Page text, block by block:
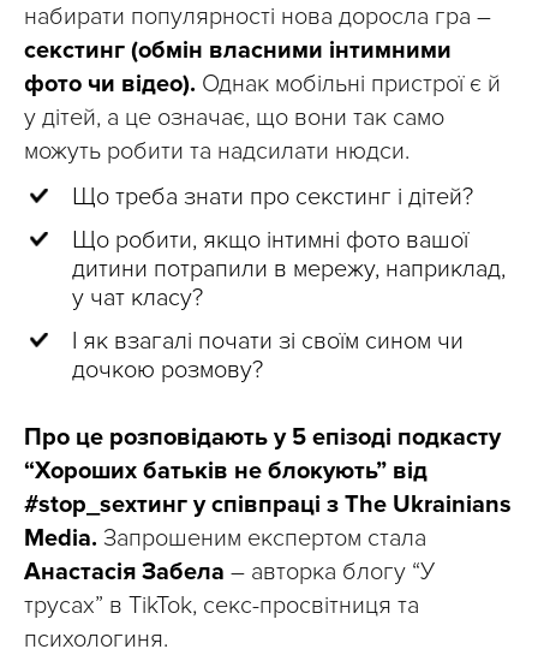
набирати популярності нова доросла гра –
секстинг (обмін власними інтимними
фото чи відео). Однак мобільні пристрої є й
у дітей, а це означає, що вони так само
можуть робити та надсилати нюдси.
Що треба знати про секстинг і дітей?
Що робити, якщо інтимні фото вашої
дитини потрапили в мережу, наприклад,
у чат класу?
І як взагалі почати зі своїм сином чи
дочкою розмову?
Про це розповідають у 5 епізоді подкасту
“Хороших батьків не блокують” від
#stop_sexтинг у співпраці з The Ukrainians
Media. Запрошеним експертом стала
Анастасія Забела – авторка блогу “У
трусах” в TikTok, секс-просвітниця та
психологиня.